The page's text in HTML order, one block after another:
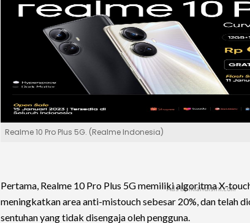
Realme 10 Pro Plus 5G. (Realme Indonesia)
Pertama, Realme 10 Pro Plus 5G memiliki algoritma X-
meningkatkan area anti-mistouch sebesar 20%, dan telah
sentuhan yang tidak disengaja oleh pengguna.